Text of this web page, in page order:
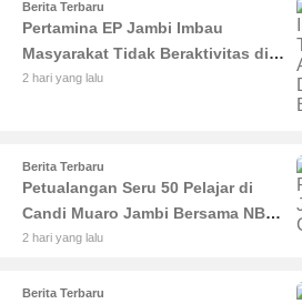
Berita Terbaru
Pertamina EP Jambi Imbau
Masyarakat Tidak Beraktivitas di
Atas Jalur Pipa Migas Demi
2 hari yang lalu
Berita Terbaru
Petualangan Seru 50 Pelajar di
Candi Muaro Jambi Bersama NBT
Coal Group
2 hari yang lalu
Berita Terbaru